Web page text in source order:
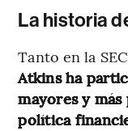
La historia
Tanto en la
Atkins ha
mayores y
política